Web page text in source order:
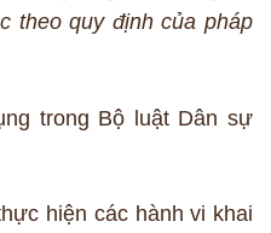
theo quy định của pháp
trong Bộ luật Dân sự
hiện các hành vi khai